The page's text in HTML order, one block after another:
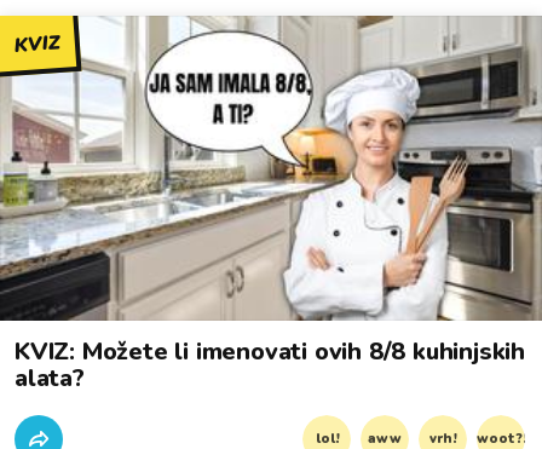
KVIZ
KVIZ: Možete li imenovati ovih 8/8 kuhinjskih
alata?
lol! aww vrh! woot?!